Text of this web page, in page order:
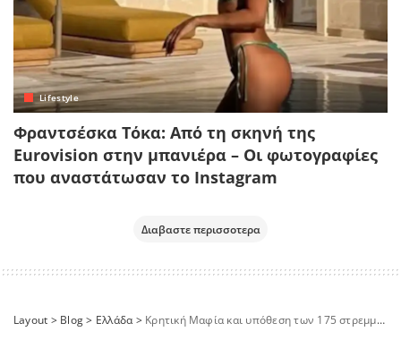
Lifestyle
Φραντσέσκα Τόκα: Από τη σκηνή της
Eurovision στην μπανιέρα – Οι φωτογραφίες
που αναστάτωσαν το Instagram
Διαβαστε περισσοτερα
Layout > Blog> Ελλάδα> Κρητική Μαφία και υπόθεση των 175 στρεμμάτων: Καταγγελία μοναχού, αδιαφορία εισαγγελέα και 4 αστυνομικοί εμπλεκόμενοι”